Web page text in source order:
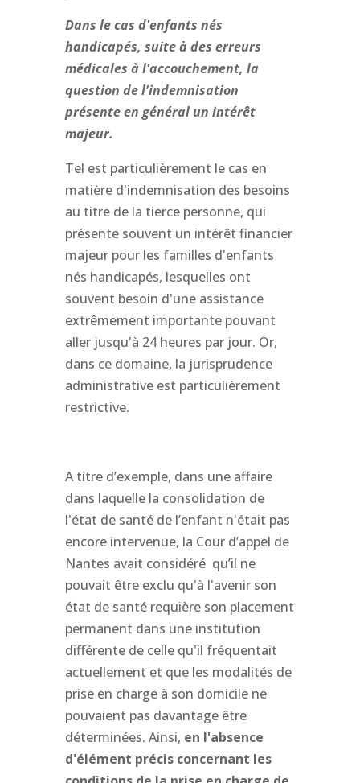
Dans le cas d'enfants nés
handicapés, suite à des erreurs
médicales à l'accouchement, la
question de l'indemnisation
présente en général un intérêt
majeur.
Tel est particulièrement le cas en
matière d'indemnisation des besoins
au titre de la tierce personne, qui
présente souvent un intérêt financier
majeur pour les familles d'enfants
nés handicapés, lesquelles ont
souvent besoin d'une assistance
extrêmement importante pouvant
aller jusqu'à 24 heures par jour. Or,
dans ce domaine, la jurisprudence
administrative est particulièrement
restrictive.
A titre d’exemple, dans une affaire
dans laquelle la consolidation de
l'état de santé de l’enfant n'était pas
encore intervenue, la Cour d’appel de
Nantes avait considéré qu’il ne
pouvait être exclu qu'à l'avenir son
état de santé requière son placement
permanent dans une institution
différente de celle qu'il fréquentait
actuellement et que les modalités de
prise en charge à son domicile ne
pouvaient pas davantage être
déterminées. Ainsi, en l'absence
d'élément précis concernant les